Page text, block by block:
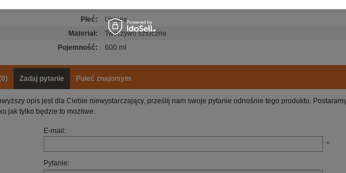
Płeć:
Unisex
Materiał:
Tworzywo sztuczne
Pojemność: 600 ml
Zadaj pytanie Poleć znajomym
opis jest dla Ciebie niewystarczający, prześlij nam swoje pytanie odnośnie tego produktu.
jak tylko będzie to możliwe.
E-mail:
Pytanie: